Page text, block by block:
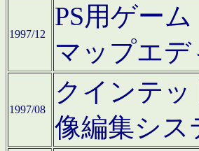
1997/12
PS用ゲー
マップエ
1997/08
クインテッ
像編集シス